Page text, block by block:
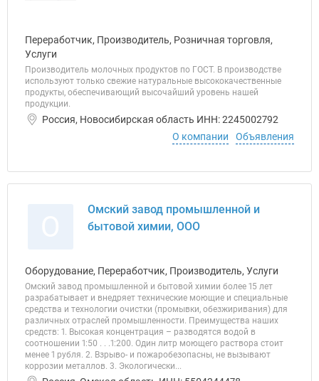
Переработчик, Производитель, Розничная торговля,
Услуги
Производитель молочных продуктов по ГОСТ. В производстве
используют только свежие натуральные высококачественные
продукты, обеспечивающий высочайший уровень нашей
продукции.
Россия, Новосибирская область ИНН: 2245002792
О компании
Объявления
Омский завод промышленной и
бытовой химии, ООО
Оборудование, Переработчик, Производитель, Услуги
Омский завод промышленной и бытовой химии более 15 лет
разрабатывает и внедряет технические моющие и специальные
средства и технологии очистки (промывки, обезжиривания) для
различных отраслей промышленности. Преимущества наших
средств: 1. Высокая концентрация – разводятся водой в
соотношении 1:50 . . .1:200. Один литр моющего раствора стоит
менее 1 рубля. 2. Взрыво- и пожаробезопасны, не вызывают
коррозии металлов. 3. Экологически...